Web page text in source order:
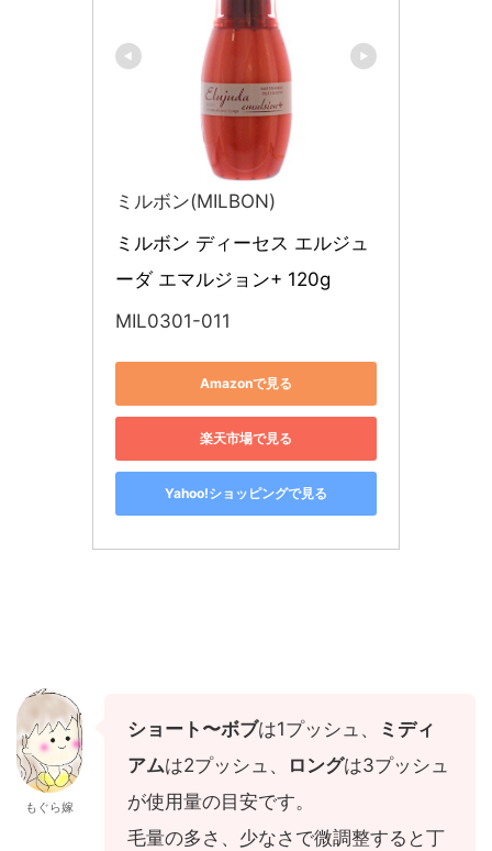
ミルボン(MILBON)
ミルボン ディーセス エルジュ
ーダ エマルジョン+ 120g
MIL0301-011
Amazonで見る
楽天市場で見る
Yahoo!ショッピングで見る
もぐら嫁
ショート〜ボブは1プッシュ、
ミディ
アムは2プッシュ、 ロングは3プッシュ
が使用量の目安です。
毛量の多さ、少なさで微調整すると丁